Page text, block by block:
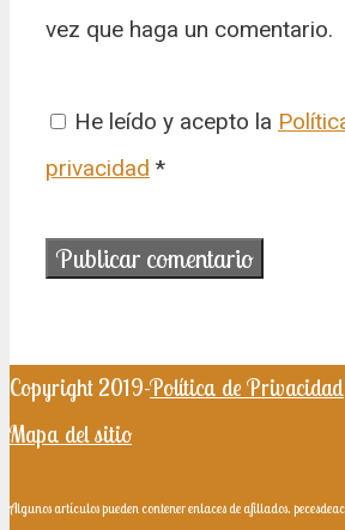
vez que haga un comentario.
He leído y acepto la
privacidad *
Copyright 2019-Política de Privacidad
Mapa del sitio
Algunos artículos pueden contener enlaces de afiliados.